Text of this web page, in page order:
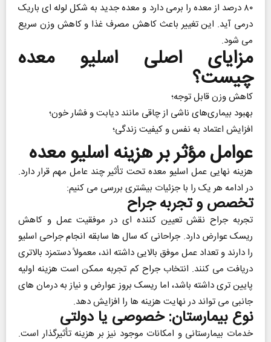
۸۰ درصد از معده را برمی دارد و معده جدید به شکل لوله‌ ای باریک
درمی ‌آید. این تغییر باعث کاهش مصرف غذا و کاهش وزن سریع
می‌ شود.
مزایای اصلی اسلیو معده
چیست؟
کاهش وزن قابل توجه؛
بهبود بیماری‌های ناشی از چاقی مانند دیابت و فشار خون؛
افزایش اعتماد به نفس و کیفیت زندگی؛
عوامل مؤثر بر هزینه اسلیو معده
هزینه نهایی عمل اسلیو معده تحت تأثیر چند عامل مهم قرار دارد.
در ادامه هر یک را با جزئیات بیشتری بررسی می‌ کنیم:
تخصص و تجربه جراح
تجربه جراح نقش تعیین‌ کننده ‌ای در موفقیت عمل و کاهش
ریسک عوارض دارد. جراحانی که سال ‌ها سابقه انجام جراحی اسلیو
را دارند و تعداد عمل موفق بالایی داشته ‌اند، معمولاً دستمزد بالاتری
دریافت می ‌کنند. انتخاب جراح کم‌ تجربه ممکن است هزینه اولیه
پایین‌ تری داشته باشد، اما ریسک بروز عوارض و نیاز به درمان‌ های
جانبی می ‌تواند در نهایت هزینه ‌ها را افزایش دهد.
نوع بیمارستان: خصوصی یا دولتی
خدمات بیمارستانی و امکانات موجود نیز بر هزینه تأثیرگذار است.